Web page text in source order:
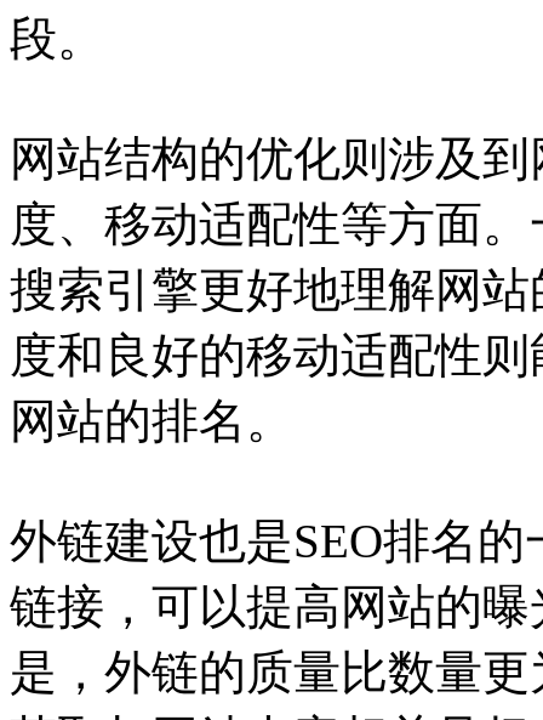
段。
网站结构的优化则涉及
度、移动适配性等方面
搜索引擎更好地理解网
度和良好的移动适配性
网站的排名。
外链建设也是SEO排名
链接，可以提高网站的
是，外链的质量比数量